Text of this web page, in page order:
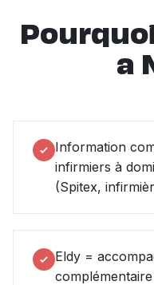
a
Information
infirmiers à
(Spitex,
Eldy =